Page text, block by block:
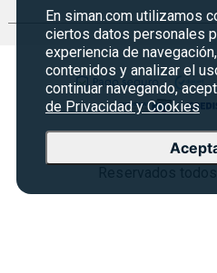
En siman.com utilizamos
ciertos datos personales
experiencia de
contenidos y analizar el
continuar navegando,
de Privacidad y Cookies
Empleos
Política de
Seguridad
Política de
Términos
Copyright © 2026